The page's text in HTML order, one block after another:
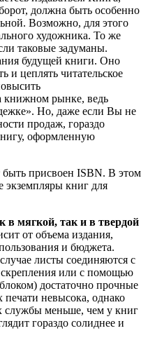
должна быть особенно
Возможно, для этого
художника. То же
таковые задуманы.
будущей книги. Оно
и цеплять читательское
книжном рынке, ведь
Но, даже если Вы не
продаж, гораздо
оформленную
присвоен ISBN. В этом
экземпляры книг для
в мягкой, так и в твердой
от объема издания,
и бюджета.
листы соединяются с
или с помощью
достаточно прочные
печати невысока, однако
службы меньше, чем у книг
гораздо солиднее и